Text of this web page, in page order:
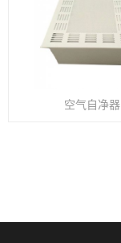
空气自净器